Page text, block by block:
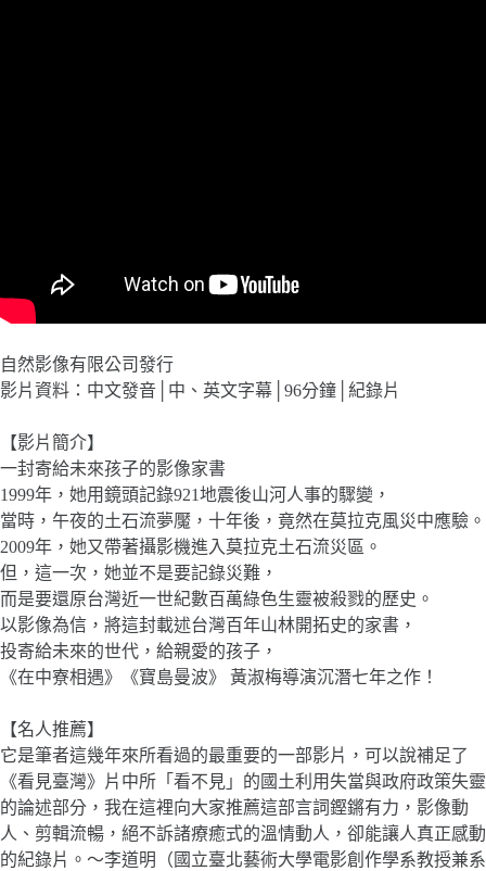
自然影像有限公司發行
影片資料：中文發音│中、英文字幕│96分鐘│紀錄片
【影片簡介】
一封寄給未來孩子的影像家書
1999年，她用鏡頭記錄921地震後山河人事的驟變，
當時，午夜的土石流夢魘，十年後，竟然在莫拉克風災中應驗。
2009年，她又帶著攝影機進入莫拉克土石流災區。
但，這一次，她並不是要記錄災難，
而是要還原台灣近一世紀數百萬綠色生靈被殺戮的歷史。
以影像為信，將這封載述台灣百年山林開拓史的家書，
投寄給未來的世代，給親愛的孩子，
《在中寮相遇》《寶島曼波》 黃淑梅導演沉潛七年之作！
【名人推薦】
它是筆者這幾年來所看過的最重要的一部影片，可以說補足了
《看見臺灣》片中所「看不見」的國土利用失當與政府政策失靈
的論述部分，我在這裡向大家推薦這部言詞鏗鏘有力，影像動
人、剪輯流暢，絕不訴諸療癒式的溫情動人，卻能讓人真正感動
的紀錄片。～李道明（國立臺北藝術大學電影創作學系教授兼系